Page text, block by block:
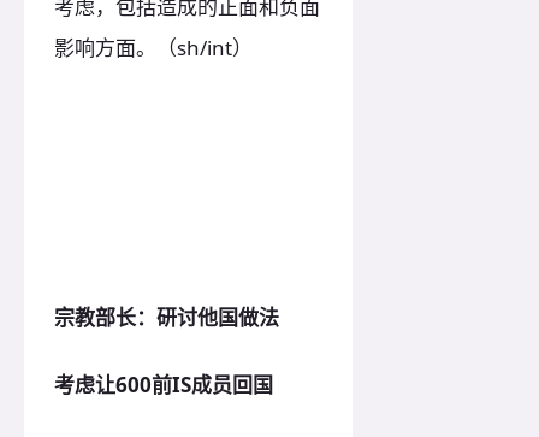
考虑，包括造成的正面和负面
影响方面。（sh/int）
宗教部长：研讨他国做法
考虑让600前IS成员回国